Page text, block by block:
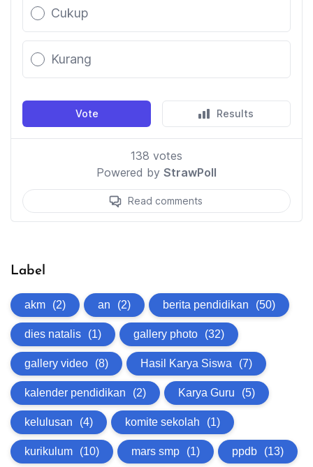
Label
akm (2) an (2) berita pendidikan (50)
dies natalis (1) gallery photo (32)
gallery video (8) Hasil Karya Siswa (7)
kalender pendidikan (2) Karya Guru (5)
kelulusan (4) komite sekolah (1)
kurikulum (10) mars smp (1) ppdb (13)